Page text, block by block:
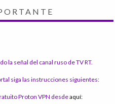
la señal del canal ruso de TV RT.
siga las instrucciones siguientes:
Proton VPN desdeaquí: